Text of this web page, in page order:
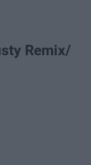
Remix/